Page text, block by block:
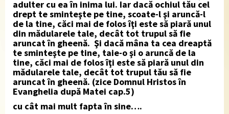
adulter cu ea în inima lui. Iar dacă ochiul tău cel
drept te sminteşte pe tine, scoate-l şi aruncă-l
de la tine, căci mai de folos îţi este să piară unul
din mădularele tale, decât tot trupul să fie
aruncat în gheenă. Şi dacă mâna ta cea dreaptă
te sminteşte pe tine, taie-o şi o aruncă de la
tine, căci mai de folos îţi este să piară unul din
mădularele tale, decât tot trupul tău să fie
aruncat în gheenă. (zice Domnul Hristos în
Evanghelia după Matei cap.5)
cu cât mai mult fapta în sine….